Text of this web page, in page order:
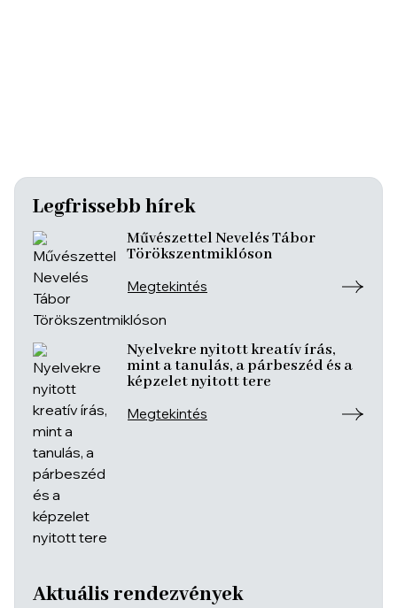
Legfrissebb hírek
Művészettel Nevelés Tábor
Törökszentmiklóson
Megtekintés
Nyelvekre nyitott kreatív írás,
mint a tanulás, a párbeszéd és a
képzelet nyitott tere
Megtekintés
Aktuális rendezvények